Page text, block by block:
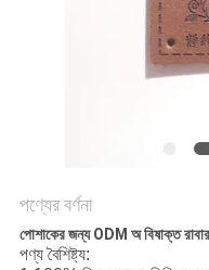
পণ্যের বর্ণনা
পোশাকের জন্য ODM অ বিষাক্ত রাবার
পণ্য বৈশিষ্ট্য: